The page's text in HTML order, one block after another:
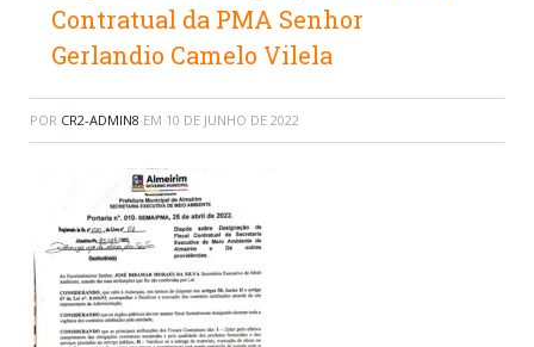
Contratual da PMA Senhor
Gerlandio Camelo Vilela
POR CR2-ADMIN8 EM 10 DE JUNHO DE 2022